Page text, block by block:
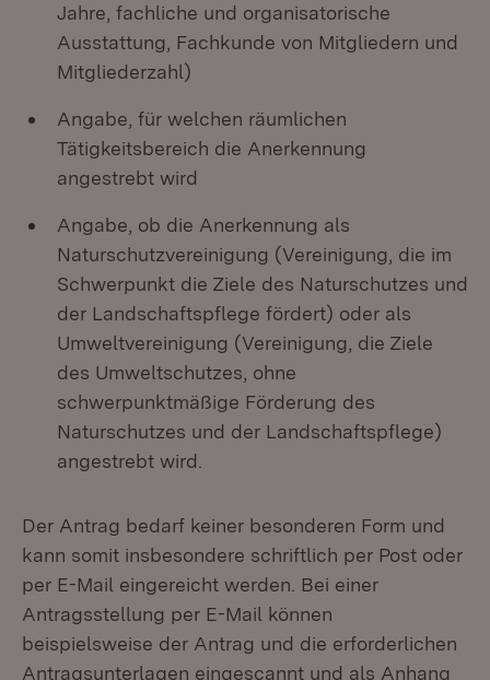
Jahre, fachliche und organisatorische
Ausstattung, Fachkunde von Mitgliedern und
Mitgliederzahl)
Angabe, für welchen räumlichen
Tätigkeitsbereich die Anerkennung
angestrebt wird
Angabe, ob die Anerkennung als
Naturschutzvereinigung (Vereinigung, die im
Schwerpunkt die Ziele des Naturschutzes und
der Landschaftspflege fördert) oder als
Umweltvereinigung (Vereinigung, die Ziele
des Umweltschutzes, ohne
schwerpunktmäßige Förderung des
Naturschutzes und der Landschaftspflege)
angestrebt wird.
Der Antrag bedarf keiner besonderen Form und
kann somit insbesondere schriftlich per Post oder
per E-Mail eingereicht werden. Bei einer
Antragsstellung per E-Mail können
beispielsweise der Antrag und die erforderlichen
Antragsunterlagen eingescannt und als Anhang